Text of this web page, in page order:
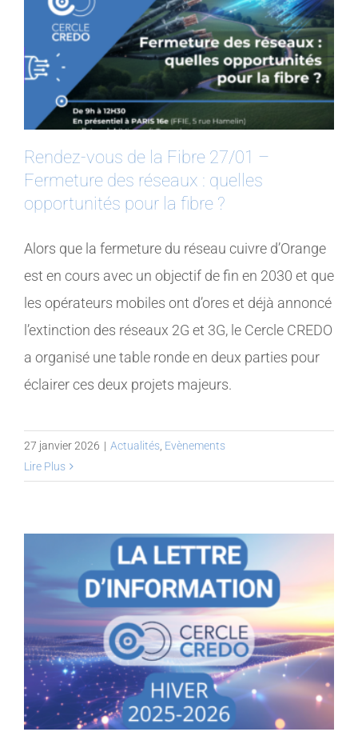
Rendez-vous de la Fibre 27/01 –
Fermeture des réseaux : quelles
opportunités pour la fibre ?
Alors que la fermeture du réseau cuivre d’Orange
est en cours avec un objectif de fin en 2030 et que
les opérateurs mobiles ont d’ores et déjà annoncé
l’extinction des réseaux 2G et 3G, le Cercle CREDO
a organisé une table ronde en deux parties pour
éclairer ces deux projets majeurs.
27 janvier 2026 | Actualités, Evènements
Lire Plus